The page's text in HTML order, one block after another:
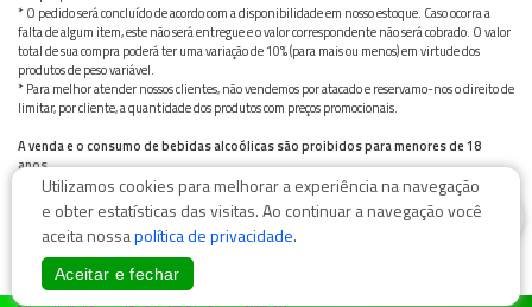
* O pedido será concluído de acordo com a disponibilidade em nosso estoque. Caso ocorra a
falta de algum item, este não será entregue e o valor correspondente não será cobrado. O valor
total de sua compra poderá ter uma variação de 10% (para mais ou menos) em virtude dos
produtos de peso variável.
* Para melhor atender nossos clientes, não vendemos por atacado e reservamo-nos o direito de
limitar, por cliente, a quantidade dos produtos com preços promocionais.
A venda e o consumo de bebidas alcoólicas são proibidos para menores de 18
anos.
Bebida alcoólica pode causar dependência química e, em excesso, provoca graves males à saúde.
Beba com moderação
Utilizamos cookies para melhorar a experiência na navegação
e obter estatísticas das visitas. Ao continuar a navegação você
aceita nossapolítica de privacidade.
Aceitar e fechar